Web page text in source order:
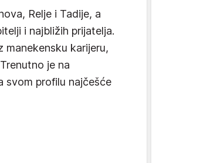
Relje i Tadije, a
i najbližih prijatelja.
manekensku karijeru,
je na
svom profilu najčešće